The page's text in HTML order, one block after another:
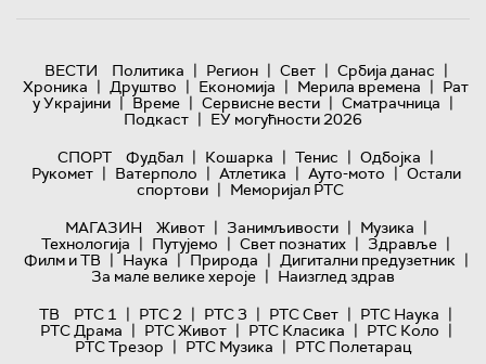
ВЕСТИ Политика | Регион | Свет | Србија данас |
Хроника | Друштво | Економија | Мерила времена | Рат
у Украјини | Време | Сервисне вести | Сматрачница |
Подкаст | ЕУ могућности 2026
СПОРТ
Фудбал | Кошарка | Тенис | Одбојка |
Рукомет | Ватерполо | Атлетика | Ауто-мото | Остали
спортови | Меморијал РТС
МАГАЗИН
Живот | Занимљивости | Музика |
Технологијa | Путујемо | Свет познатих | Здравље |
Филм и ТВ | Наука | Природа | Дигитални предузетник |
За мале велике хероје | Наизглед здрав
ТВ
РТС 1 | РТС 2 | РТС 3 | РТС Свет | РТС Наука |
РТС Драма | РТС Живот | РТС Класика | РТС Коло |
РТС Трезор | РТС Музика | РТС Полетарац